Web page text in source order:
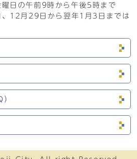
日の午前9時から午後5時まで
、12月29日から翌年1月3日までは